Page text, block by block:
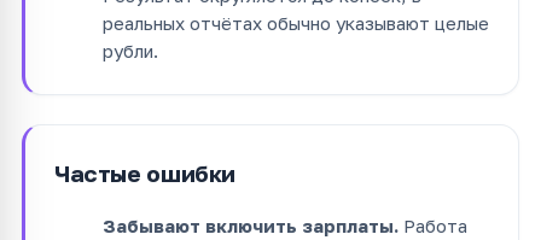
реальных отчётах обычно указывают целые
рубли.
Частые ошибки
Забывают включить зарплаты. Работа